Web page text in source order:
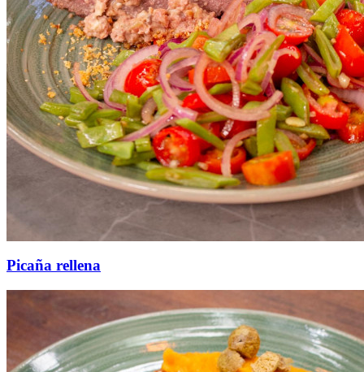
Picaña rellena